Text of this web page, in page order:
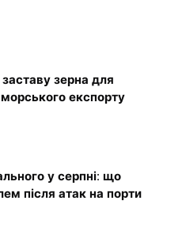
зерна для
морського експорту
у серпні: що
після атак на порти